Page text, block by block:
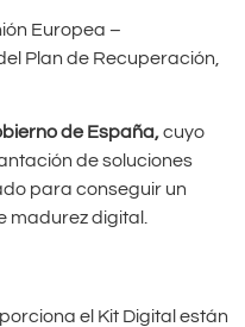
Europea –
Plan de Recuperación,
de España,cuyo
de soluciones
para conseguir un
madurez digital.
el Kit Digital están